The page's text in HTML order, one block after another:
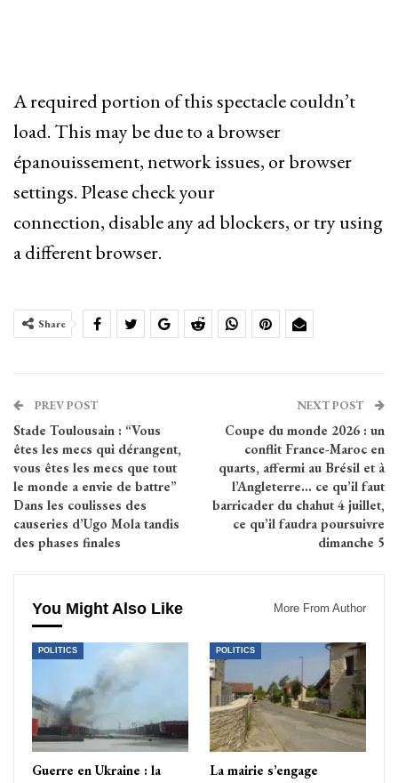
A required portion of this spectacle couldn’t
load. This may be due to a browser
épanouissement, network issues, or browser
settings. Please check your
connection, disable any ad blockers, or try using
a different browser.
Share
PREV POST
Stade Toulousain : “Vous
êtes les mecs qui dérangent,
vous êtes les mecs que tout
le monde a envie de battre”
Dans les coulisses des
causeries d’Ugo Mola tandis
des phases finales
NEXT POST
Coupe du monde 2026 : un
conflit France-Maroc en
quarts, affermi au Brésil et à
l’Angleterre… ce qu’il faut
barricader du chahut 4 juillet,
ce qu’il faudra poursuivre
dimanche 5
You Might Also Like More From Author
POLITICS
Guerre en Ukraine : la
POLITICS
La mairie s’engage